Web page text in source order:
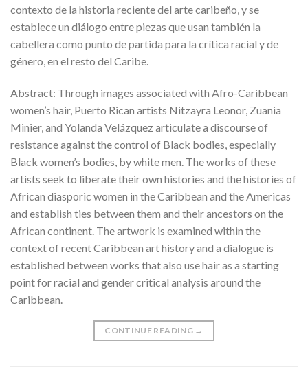
contexto de la historia reciente del arte caribeño, y se
establece un diálogo entre piezas que usan también la
cabellera como punto de partida para la crítica racial y de
género, en el resto del Caribe.
Abstract: Through images associated with Afro-Caribbean
women’s hair, Puerto Rican artists Nitzayra Leonor, Zuania
Minier, and Yolanda Velázquez articulate a discourse of
resistance against the control of Black bodies, especially
Black women’s bodies, by white men. The works of these
artists seek to liberate their own histories and the histories of
African diasporic women in the Caribbean and the Americas
and establish ties between them and their ancestors on the
African continent. The artwork is examined within the
context of recent Caribbean art history and a dialogue is
established between works that also use hair as a starting
point for racial and gender critical analysis around the
Caribbean.
CONTINUE READING →